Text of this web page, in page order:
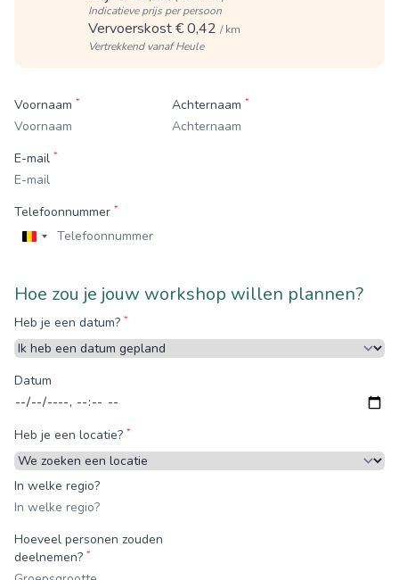
Indicatieve prijs per persoon
Vervoerskost € 0,42 / km
Vertrekkend vanaf Heule
Voornaam * Achternaam *
E-mail *
Telefoonnummer *
België
Hoe zou je jouw workshop willen plannen?
Heb je een datum? *
Datum
Heb je een locatie? *
In welke regio?
Hoeveel personen zouden
deelnemen? *